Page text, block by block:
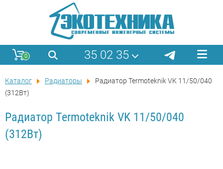
0 35 02 35
Каталог Радиаторы
Pадиатор Termoteknik VK 11/50/040
(312Вт)
Pадиатор Termoteknik VK 11/50/040
(312Вт)